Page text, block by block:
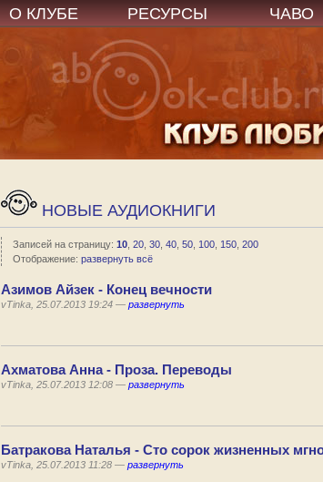
О КЛУБЕ РЕСУРСЫ ЧАВО
НОВЫЕ АУДИОКНИГИ
Записей на страницу: 10, 20, 30, 40, 50, 100, 150, 200
Отображение: развернуть всё
Азимов Айзек - Конец вечности
vTinka, 25.07.2013 19:24 — развернуть
Ахматова Анна - Проза. Переводы
vTinka, 25.07.2013 12:08 — развернуть
Батракова Наталья - Сто сорок жизненных
vTinka, 25.07.2013 11:28 — развернуть